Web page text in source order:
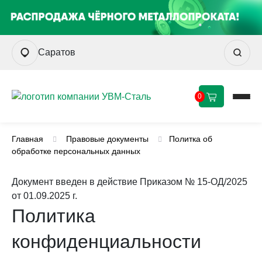
Саратов
0
Главная Правовые документы
Политка об
обработке персональных данных
Документ введен в действие Приказом № 15-ОД/2025
от 01.09.2025 г.
Политика
конфиденциальности